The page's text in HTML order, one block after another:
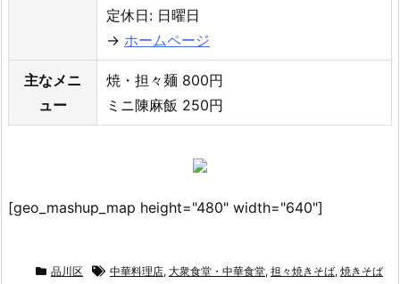
定休日: 日曜日
→ ホームページ
主なメニ
ュー
焼・担々麺 800円
ミニ陳麻飯 250円
[geo_mashup_map height="480" width="640"]
品川区 中華料理店, 大衆食堂・中華食堂, 担々焼きそば, 焼きそば